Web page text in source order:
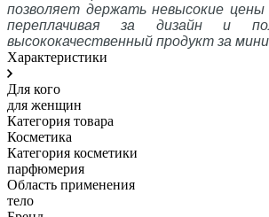
позволяет держать невысокие
переплачивая за дизайн и
высококачественный продукт за
Характеристики
Для кого
для женщин
Категория товара
Косметика
Категория косметики
парфюмерия
Область применения
тело